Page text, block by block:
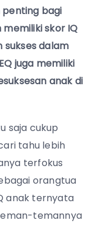
penting bagi
memiliki skor IQ
sukses dalam
juga memiliki
anak di
saja cukup
tahu lebih
terfokus
orangtua
anak ternyata
temannya